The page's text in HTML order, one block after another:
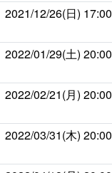
2021/12/26(日) 17:00
2022/01/29(土) 20:00
2022/02/21(月) 20:00
2022/03/31(木) 20:00